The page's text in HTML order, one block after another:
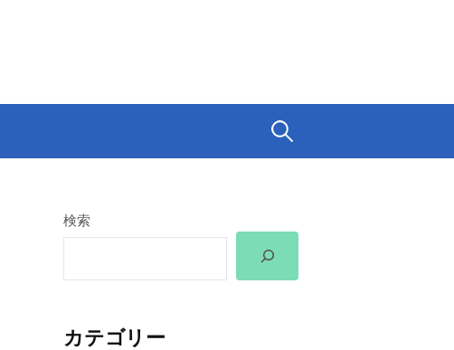
検
検索
カテゴリー